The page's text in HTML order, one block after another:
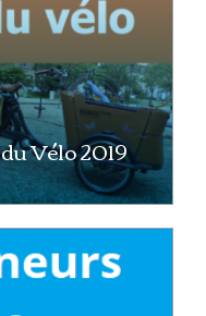
Vélo 2019